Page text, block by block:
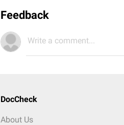
Feedback
Write a comment...
DocCheck
About Us